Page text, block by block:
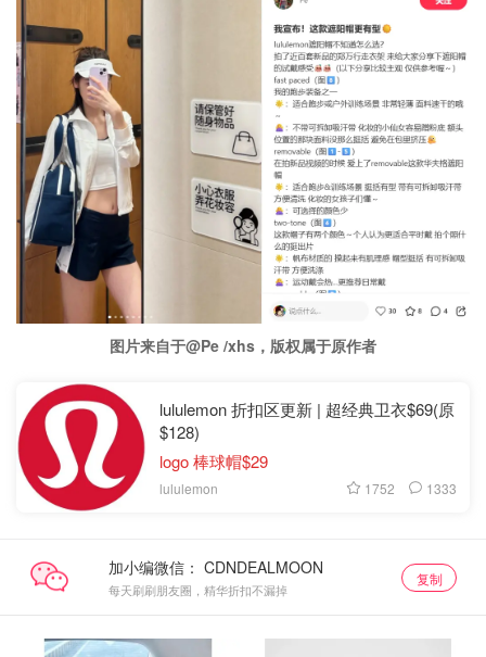
图片来自于@Pe /xhs，版权属于原作者
lululemon 折扣区更新 | 超经典卫衣$69(原
$128)
logo 棒球帽$29
lululemon 1752 1333
加小编微信：
每天刷刷朋友圈，精华折扣不漏掉
复制